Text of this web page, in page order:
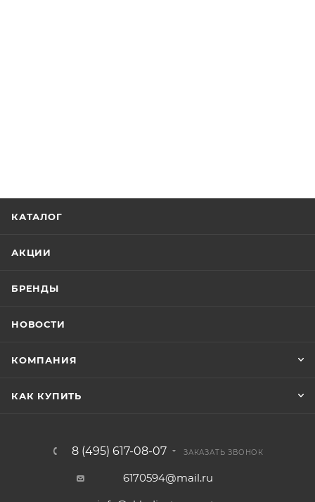
КАТАЛОГ
АКЦИИ
БРЕНДЫ
НОВОСТИ
КОМПАНИЯ
КАК КУПИТЬ
8 (495) 617-08-07 ЗАКАЗАТЬ ЗВОНОК
6170594@mail.ru